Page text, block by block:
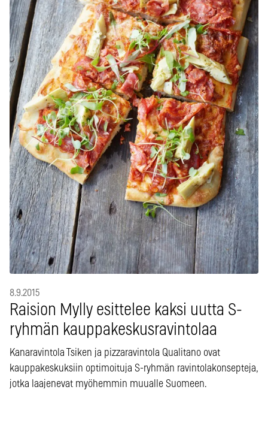
8.9.2015
Raision Mylly esittelee kaksi uutta S-
ryhmän kauppakeskusravintolaa
Kanaravintola Tsiken ja pizzaravintola Qualitano ovat
kauppakeskuksiin optimoituja S-ryhmän ravintolakonsepteja,
jotka laajenevat myöhemmin muualle Suomeen.